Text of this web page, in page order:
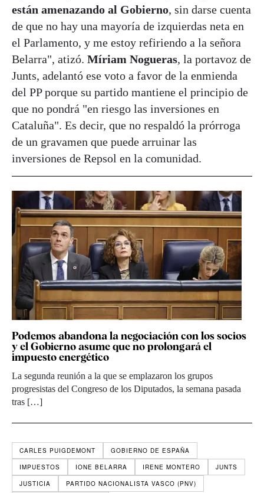
están amenazando al Gobierno, sin darse cuenta
de que no hay una mayoría de izquierdas neta en
el Parlamento, y me estoy refiriendo a la señora
Belarra", atizó. Míriam Nogueras, la portavoz de
Junts, adelantó ese voto a favor de la enmienda
del PP porque su partido mantiene el principio de
que no pondrá "en riesgo las inversiones en
Cataluña". Es decir, que no respaldó la prórroga
de un gravamen que puede arruinar las
inversiones de Repsol en la comunidad.
Podemos abandona la negociación con los socios
y el Gobierno asume que no prolongará el
impuesto energético
La segunda reunión a la que se emplazaron los grupos
progresistas del Congreso de los Diputados, la semana pasada
tras […]
CARLES PUIGDEMONT
GOBIERNO DE ESPAÑA
IMPUESTOS
IONE BELARRA IRENE MONTERO
JUNTS
JUSTICIA
PARTIDO NACIONALISTA VASCO (PNV)